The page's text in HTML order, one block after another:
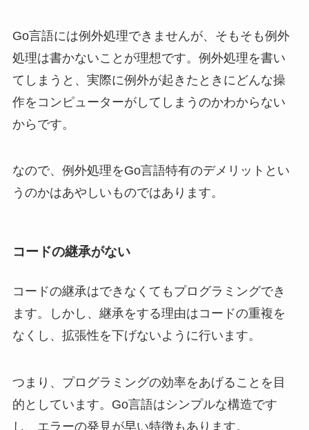
Go言語には例外処理できませんが、そもそも例外
処理は書かないことが理想です。例外処理を書い
てしまうと、実際に例外が起きたときにどんな操
作をコンピューターがしてしまうのかわからない
からです。
なので、例外処理をGo言語特有のデメリットとい
うのかはあやしいものではあります。
コードの継承がない
コードの継承はできなくてもプログラミングでき
ます。しかし、継承をする理由はコードの重複を
なくし、拡張性を下げないように行います。
つまり、プログラミングの効率をあげることを目
的としています。Go言語はシンプルな構造です
し、エラーの発見が早い特徴もあります。